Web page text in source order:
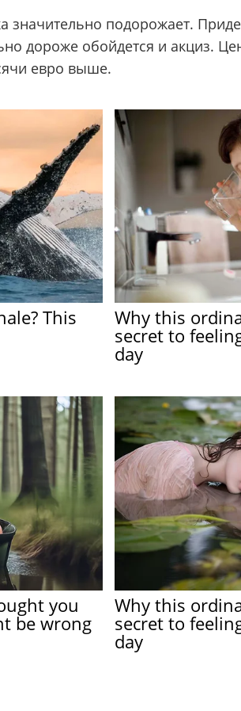
значительно подорожает.
дороже обойдется и акциз.
евро выше.
This Why this
secret to
day
you
be wrong
Why this
secret to
day